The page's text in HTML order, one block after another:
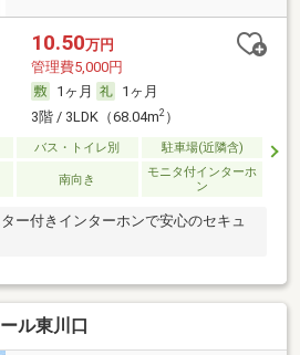
10.50万円
管理費5,000円
1ヶ月
1ヶ月
3階 / 3LDK（68.04m2）
バス・トイレ別 駐車場(近隣含)
南向き
モニタ付インターホ
ン
ー付きインターホンで安心のセキュ
ル東川口